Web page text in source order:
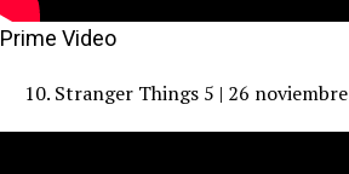
Prime Video
10. Stranger Things 5 | 26 noviembre